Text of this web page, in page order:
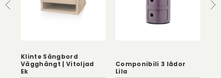
Klinte Sängbord
Vägghängt | Vitoljad
Ek
Componibili 3 lådor
Lila